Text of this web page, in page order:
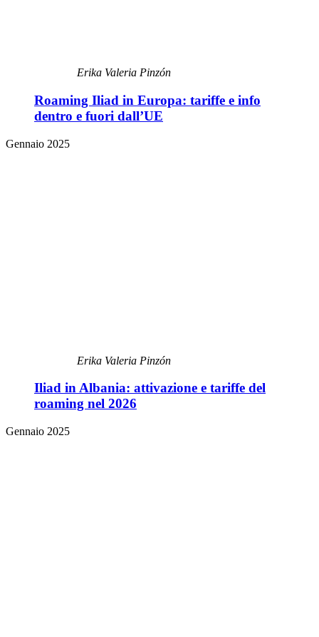
Erika Valeria Pinzón
Roaming Iliad in Europa: tariffe e info
dentro e fuori dall’UE
Gennaio 2025
Erika Valeria Pinzón
Iliad in Albania: attivazione e tariffe del
roaming nel 2026
Gennaio 2025